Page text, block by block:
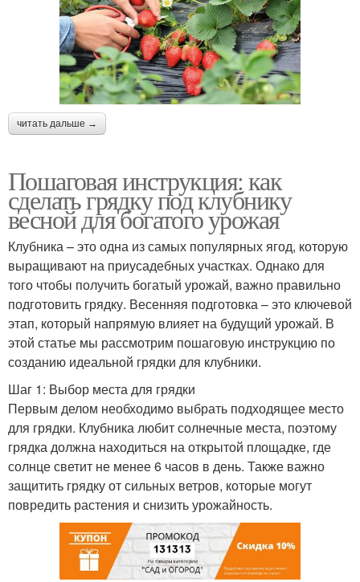
читать дальше →
Пошаговая инструкция: как
сделать грядку под клубнику
весной для богатого урожая
Клубника – это одна из самых популярных ягод, которую
выращивают на приусадебных участках. Однако для
того чтобы получить богатый урожай, важно правильно
подготовить грядку. Весенняя подготовка – это ключевой
этап, который напрямую влияет на будущий урожай. В
этой статье мы рассмотрим пошаговую инструкцию по
созданию идеальной грядки для клубники.
Шаг 1: Выбор места для грядки
Первым делом необходимо выбрать подходящее место
для грядки. Клубника любит солнечные места, поэтому
грядка должна находиться на открытой площадке, где
солнце светит не менее 6 часов в день. Также важно
защитить грядку от сильных ветров, которые могут
повредить растения и снизить урожайность.